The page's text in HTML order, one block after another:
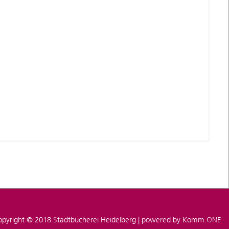
© 2018 Stadtbücherei Heidelberg | powered by Komm.ONE